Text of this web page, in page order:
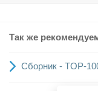
Так же
Сборник - TOP-